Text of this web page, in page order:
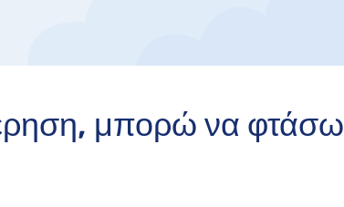
μπορώ να φτάσω